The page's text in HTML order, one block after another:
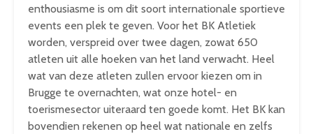
enthousiasme is om dit soort internationale sportieve
events een plek te geven. Voor het BK Atletiek
worden, verspreid over twee dagen, zowat 650
atleten uit alle hoeken van het land verwacht. Heel
wat van deze atleten zullen ervoor kiezen om in
Brugge te overnachten, wat onze hotel- en
toerismesector uiteraard ten goede komt. Het BK kan
bovendien rekenen op heel wat nationale en zelfs